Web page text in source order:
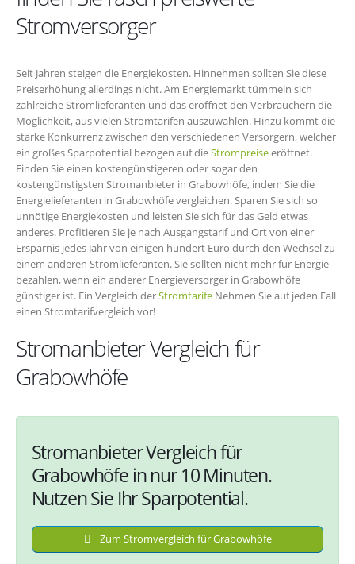
Stromversorger
Seit Jahren steigen die Energiekosten. Hinnehmen sollten Sie diese
Preiserhöhung allerdings nicht. Am Energiemarkt tümmeln sich
zahlreiche Stromlieferanten und das eröffnet den Verbrauchern die
Möglichkeit, aus vielen Stromtarifen auszuwählen. Hinzu kommt die
starke Konkurrenz zwischen den verschiedenen Versorgern, welcher
ein großes Sparpotential bezogen auf dieStrompreiseeröffnet.
Finden Sie einen kostengünstigeren oder sogar den
kostengünstigsten Stromanbieter in Grabowhöfe, indem Sie die
Energielieferanten in Grabowhöfe vergleichen. Sparen Sie sich so
unnötige Energiekosten und leisten Sie sich für das Geld etwas
anderes. Profitieren Sie je nach Ausgangstarif und Ort von einer
Ersparnis jedes Jahr von einigen hundert Euro durch den Wechsel zu
einem anderen Stromlieferanten. Sie sollten nicht mehr für Energie
bezahlen, wenn ein anderer Energieversorger in Grabowhöfe
günstiger ist. Ein Vergleich derStromtarife Nehmen Sie auf jeden Fall
einen Stromtarifvergleich vor!
Stromanbieter Vergleich für
Grabowhöfe
Stromanbieter Vergleich für
Grabowhöfe in nur 10 Minuten.
Nutzen Sie Ihr Sparpotential.
Zum Stromvergleich für Grabowhöfe